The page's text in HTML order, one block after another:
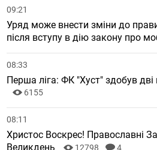
09:21
Уряд може внести зміни до
після вступу в дію закону про
08:33
Перша ліга: ФК "Хуст" здобув
6155
08:11
Христос Воскрес! Православні
Великдень
12798 4